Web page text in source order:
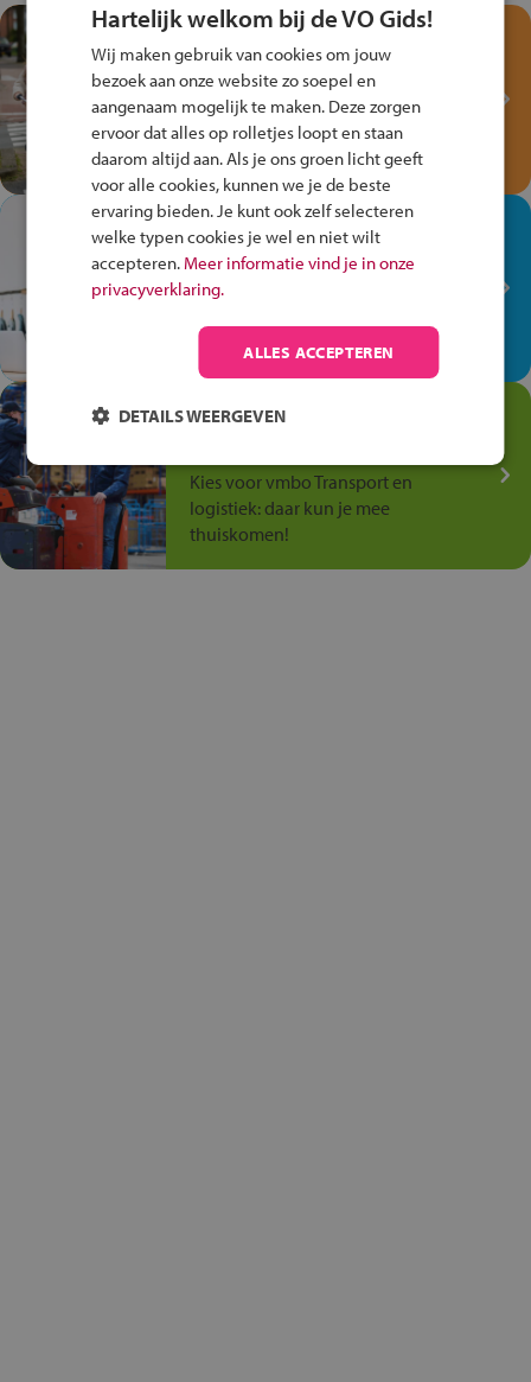
Test je kennis met het
Fiets Veilig
Verkeersspel!
Speel het Fiets Veilig Verkeersspel
en win een Cortina-fiets!
In de winkel ben je op je
plek!
Ontdek via het vmbo jouw talent
op de winkelvloer, waar elke dag
anders is!
Jouw talent in de
Kies voor vmbo Transport en
logistiek: daar kun je mee
thuiskomen!
Hartelijk welkom bij de VO Gids!
Wij maken gebruik van cookies om jouw
bezoek aan onze website zo soepel en
aangenaam mogelijk te maken. Deze zorgen
ervoor dat alles op rolletjes loopt en staan
daarom altijd aan. Als je ons groen licht geeft
voor alle cookies, kunnen we je de beste
ervaring bieden. Je kunt ook zelf selecteren
welke typen cookies je wel en niet wilt
accepteren. Meer informatie vind je in onze
privacyverklaring.
ALLES ACCEPTEREN
DETAILS WEERGEVEN